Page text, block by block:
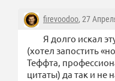
firevoodoo, 27
Я долго искал
(хотел запостить
Теффта,
цитаты) да так и не